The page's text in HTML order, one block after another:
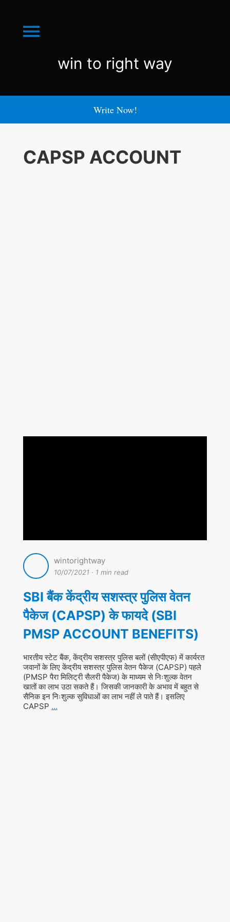
Menu
win
right
win to right way
Write Now!
CAPSP ACCOUNT
wintorightway
10/07/2021 · 1 min read
SBI बैंक केंद्रीय सशस्त्र पुलिस वेतन
पैकेज (CAPSP) के फायदे (SBI
PMSP ACCOUNT BENEFITS)
भारतीय स्टेट बैंक, केंद्रीय सशस्त्र पुलिस बलों (सीएपीएफ) में कार्यरत
जवानों के लिए केंद्रीय सशस्त्र पुलिस वेतन पैकेज (CAPSP) पहले
(PMSP पैरा मिलिट्री सैलरी पैकेज) के माध्यम से निःशुल्क वेतन
खातों का लाभ उठा सकते हैं। जिसकी जानकारी के अभाव में बहुत से
सैनिक इन निःशुल्क सुविधाओं का लाभ नहीं ले पाते हैं। इसलिए
CAPSP …